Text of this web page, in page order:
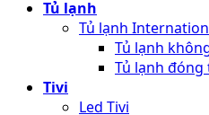
Smart 32 inch
Smart 40 inch
Smart 43 inch
Internet Tivi
UHD tivi